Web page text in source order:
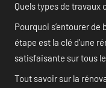
Quels types de travaux
Pourquoi s’entourer
étape est la clé d’une
satisfaisante sur tous
Tout savoir sur la